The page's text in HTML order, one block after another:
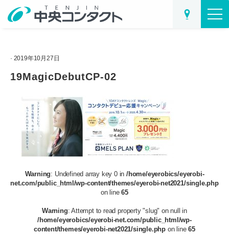
· 2019年10月27日
19MagicDebutCP-02
Warning: Undefined array key 0 in/home/eyerobics/eyerobi-
net.com/public_html/wp-content/themes/eyerobi-net2021/single.php
on line65
Warning: Attempt to read property "slug" on null in
/home/eyerobics/eyerobi-net.com/public_html/wp-
content/themes/eyerobi-net2021/single.php on line65